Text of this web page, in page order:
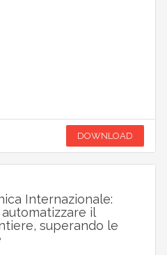
DOWNLOAD
Internazionale:
il
superando le